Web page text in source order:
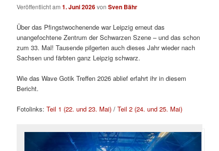
Veröffentlicht am1. Juni 2026vonSven Bähr
Über das Pfingstwochenende war Leipzig erneut das
unangefochtene Zentrum der Schwarzen Szene – und das schon
zum 33. Mal! Tausende pilgerten auch dieses Jahr wieder nach
Sachsen und färbten ganz Leipzig schwarz.
Wie das Wave Gotik Treffen 2026 ablief erfahrt ihr in diesem
Bericht.
Fotolinks:Teil 1 (22. und 23. Mai) /Teil 2 (24. und 25. Mai)